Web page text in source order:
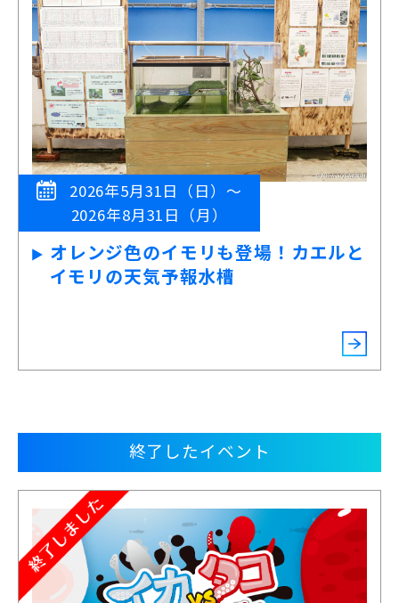
2026年5月31日（日）～
2026年8月31日（月）
オレンジ色のイモリも登場！カエルと
イモリの天気予報水槽
終了したイベント